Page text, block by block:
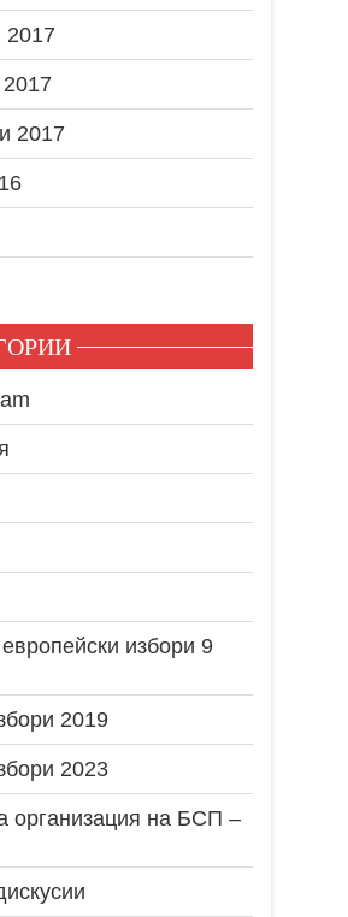
2017
2017
избори 9
2019
2023
организация на БСП –